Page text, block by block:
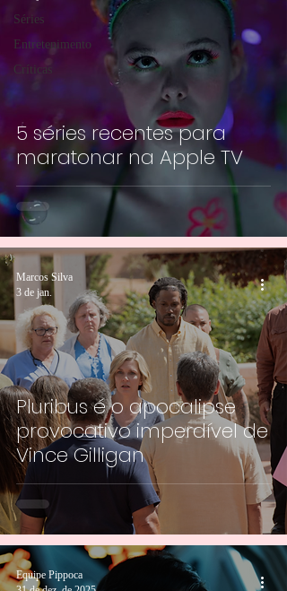
Séries
Entretenimento
Críticas
5 séries recentes para
maratonar na Apple TV
Pluribus é o apocalipse
provocativo imperdível de
Vince Gilligan
Marcos Silva
3 de jan.
Equipe Pippoca